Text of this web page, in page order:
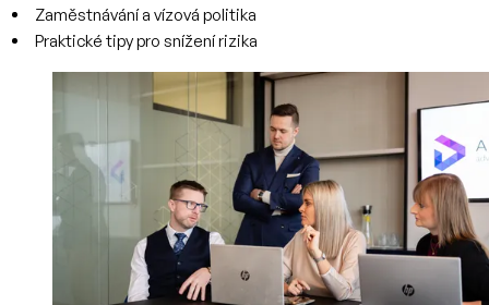
Zaměstnávání a vízová politika
Praktické tipy pro snížení rizika